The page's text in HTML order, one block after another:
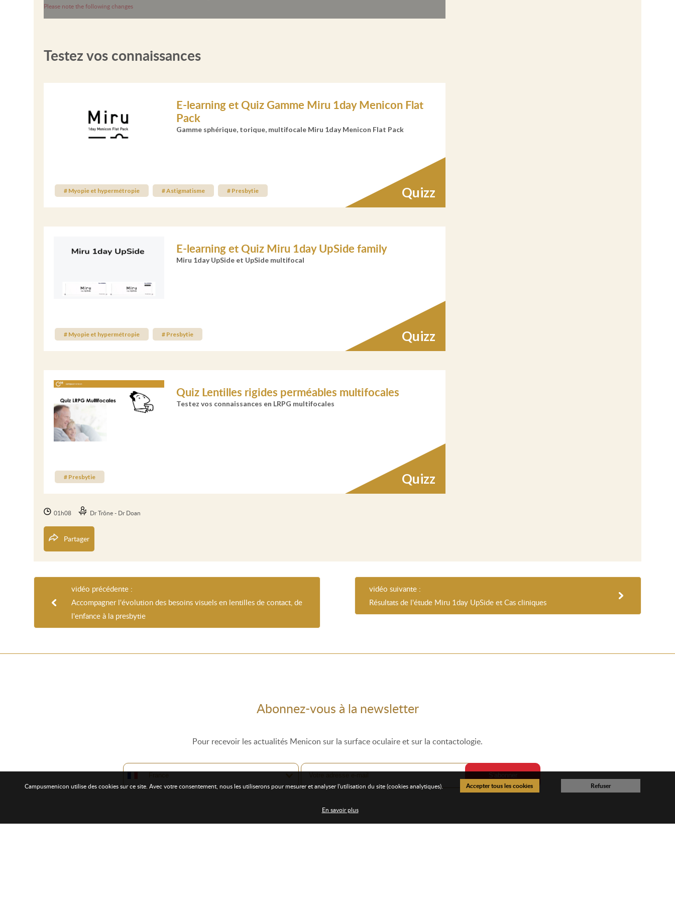
Please note the following changes
Testez vos connaissances
E-learning et Quiz Gamme Miru 1day Menicon Flat
Pack
Gamme sphérique, torique, multifocale Miru 1day Menicon Flat Pack
Quizz
# Myopie et hypermétropie # Astigmatisme # Presbytie
E-learning et Quiz Miru 1day UpSide family
Miru 1day UpSide et UpSide multifocal
Quizz
# Myopie et hypermétropie # Presbytie
Quiz Lentilles rigides perméables multifocales
Testez vos connaissances en LRPG multifocales
Quizz
# Presbytie
01h08 Dr Trône - Dr Doan
Partager
vidéo précédente :
Accompagner l'évolution des besoins visuels en lentilles de contact, de
l'enfance à la presbytie
vidéo suivante :
Résultats de l'étude Miru 1day UpSide et Cas cliniques
Abonnez-vous à la newsletter
Pour recevoir les actualités Menicon sur la surface oculaire et sur la contactologie.
Campusmenicon utilise des cookies sur ce site. Avec votre consentement, nous les utiliserons pour mesurer et analyser l'utilisation du site (cookies analytiques).
En savoir plus